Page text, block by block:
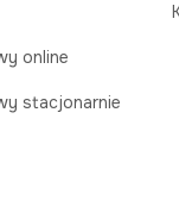
online
stacjonarnie